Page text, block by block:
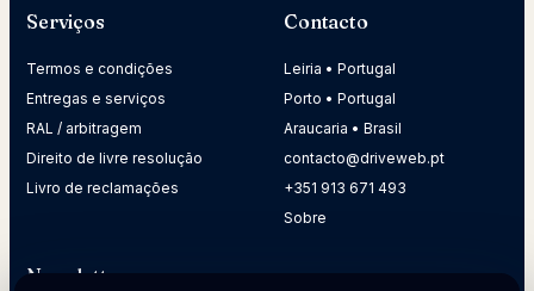
Serviços
Termos e condições
Entregas e serviços
RAL / arbitragem
Direito de livre resolução
Livro de reclamações
Contacto
Leiria • Portugal
Porto • Portugal
Araucaria • Brasil
contacto@driveweb.pt
+351 913 671 493
Sobre
Newsletter